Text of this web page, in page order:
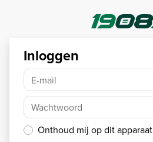
Inloggen
E-mail
Wachtwoord
Onthoud mij op dit apparaat